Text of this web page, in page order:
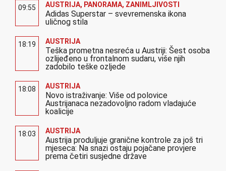
09:55 AUSTRIJA, PANORAMA, ZANIMLJIVOSTI
Adidas Superstar – svevremenska ikona
uličnog stila
18:19 AUSTRIJA
Teška prometna nesreća u Austriji: Šest osoba
ozlijeđeno u frontalnom sudaru, više njih
zadobilo teške ozljede
18:08 AUSTRIJA
Novo istraživanje: Više od polovice
Austrijanaca nezadovoljno radom vladajuće
koalicije
18:03 AUSTRIJA
Austrija produljuje granične kontrole za još tri
mjeseca: Na snazi ostaju pojačane provjere
prema četiri susjedne države